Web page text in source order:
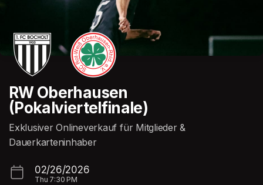
RW Oberhausen
(Pokalviertelfinale)
Exklusiver Onlineverkauf für Mitglieder &
Dauerkarteninhaber
02/26/2026
Thu 7:30 PM